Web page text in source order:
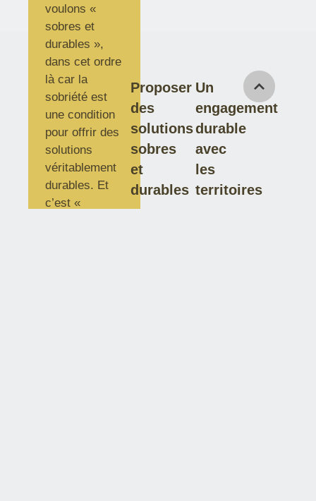
voulons «
sobres et
durables »,
dans cet ordre
là car la
sobriété est
une condition
pour offrir des
solutions
véritablement
durables. Et
c’est «
Proposer
des
solutions
sobres
et
durables
Un
engagement
durable
avec
les
territoires